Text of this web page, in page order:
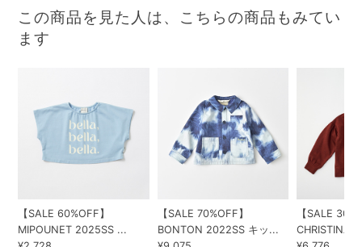
この商品を見た人は、こちらの商品もみてい
ます
【SALE 60%OFF】
MIPOUNET 2025SS ...
【SALE 70%OFF】
BONTON 2022SS キッ...
【SALE
CHRISTINA